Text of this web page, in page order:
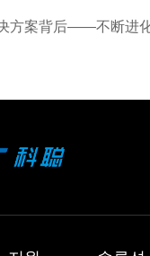
方案背后——不断进